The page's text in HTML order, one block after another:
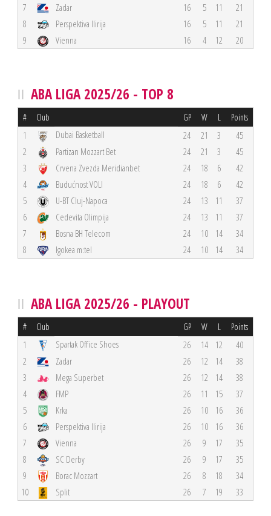
7 Zadar 16 5 11
21
8
Perspektiva Ilirija 16 5 11
21
9
Vienna 16 4 12 20
ABA LIGA 2025/26 - TOP 8
# Club GP W L Points
1 Dubai Basketball 24 21 3
45
2
Partizan Mozzart Bet 24 21 3
45
3
Crvena Zvezda Meridianbet 24 18 6
42
4
Budućnost VOLI 24 18 6
42
5
U-BT Cluj-Napoca 24 13 11
37
6
Cedevita Olimpija 24 13 11
37
7
Bosna BH Telecom 24 10 14
34
8
Igokea m:tel 24 10 14 34
ABA LIGA 2025/26 - PLAYOUT
# Club GP W L Points
1 Spartak Office Shoes 26 14 12
40
2
Zadar 26 12 14
38
3
Mega Superbet 26 12 14
38
4
FMP 26 11 15
37
5
Krka 26 10 16
36
6
Perspektiva Ilirija 26 10 16
36
7
Vienna 26 9 17
35
8
SC Derby 26 9 17
35
9
Borac Mozzart 26 8 18
34
10
Split 26 7 19 33